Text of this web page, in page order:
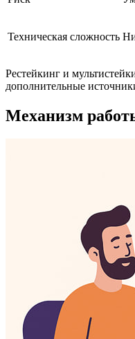
Техническая сложность
Рестейкинг и
дополнительные
Механизм